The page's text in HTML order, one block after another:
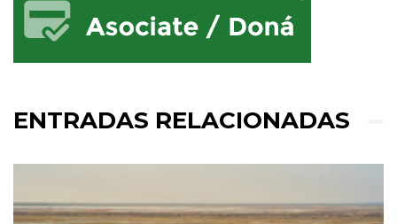
ENTRADAS RELACIONADAS